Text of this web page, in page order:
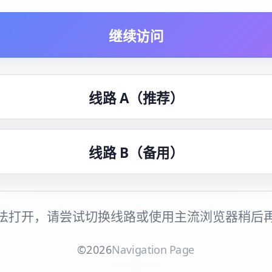
继续访问
线路 A（推荐）
线路 B（备用）
打开，请尝试切换线路或使用主流浏览器稍后
©2026Navigation Page